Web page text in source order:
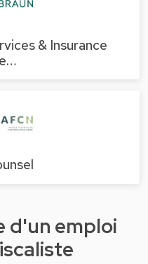
& Insurance
d'un emploi